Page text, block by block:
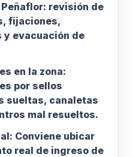
revisión de
fijaciones,
y evacuación de
en la zona:
por sellos
sueltas, canaletas
mal resueltos.
Conviene ubicar
real de ingreso de